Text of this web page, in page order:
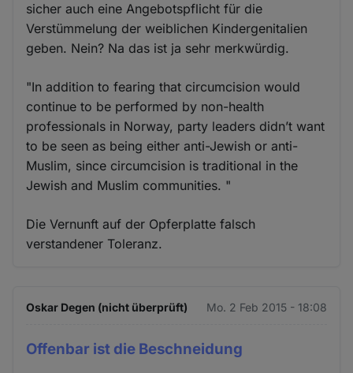
sicher auch eine Angebotspflicht für die
Verstümmelung der weiblichen Kindergenitalien
geben. Nein? Na das ist ja sehr merkwürdig.
"In addition to fearing that circumcision would
continue to be performed by non-health
professionals in Norway, party leaders didn’t want
to be seen as being either anti-Jewish or anti-
Muslim, since circumcision is traditional in the
Jewish and Muslim communities. "
Die Vernunft auf der Opferplatte falsch
verstandener Toleranz.
Oskar Degen (nicht überprüft) Mo. 2 Feb 2015 - 18:08
Offenbar ist die Beschneidung